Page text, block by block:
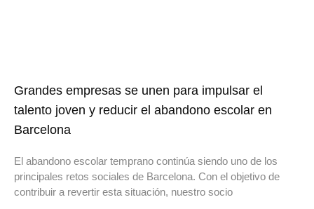
Grandes empresas se unen para impulsar el
talento joven y reducir el abandono escolar en
Barcelona
El abandono escolar temprano continúa siendo uno de los
principales retos sociales de Barcelona. Con el objetivo de
contribuir a revertir esta situación, nuestro socio